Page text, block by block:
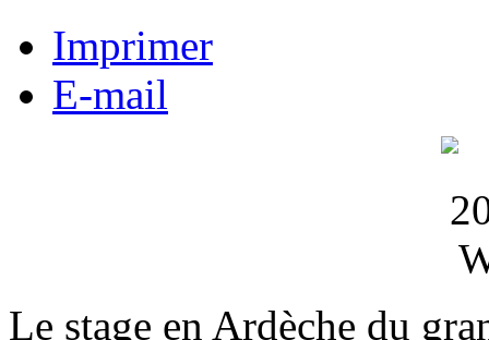
Imprimer
E-mail
Le stage en Ardèche du